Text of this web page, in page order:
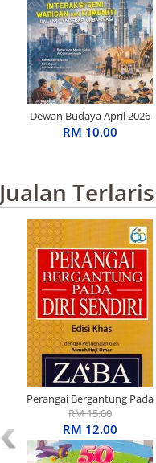
Dewan Budaya April 2026
RM 10.00
Jualan Terlaris
Perangai Bergantung Pada
Diri Sendiri Edisi Khas
RM 15.00
RM 12.00